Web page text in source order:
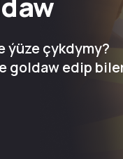
ýüze çykdymy?
goldaw edip